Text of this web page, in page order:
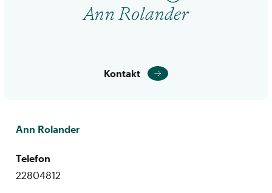
Ann Rolander
Kontakt
Ann Rolander
Telefon
22804812